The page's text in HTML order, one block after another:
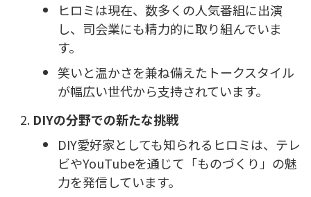
ヒロミは現在、数多くの人気番組に出演
し、司会業にも精力的に取り組んでいま
す。
笑いと温かさを兼ね備えたトークスタイル
が幅広い世代から支持されています。
DIYの分野での新たな挑戦
DIY愛好家としても知られるヒロミは、テレ
ビやYouTubeを通じて「ものづくり」の魅
力を発信しています。